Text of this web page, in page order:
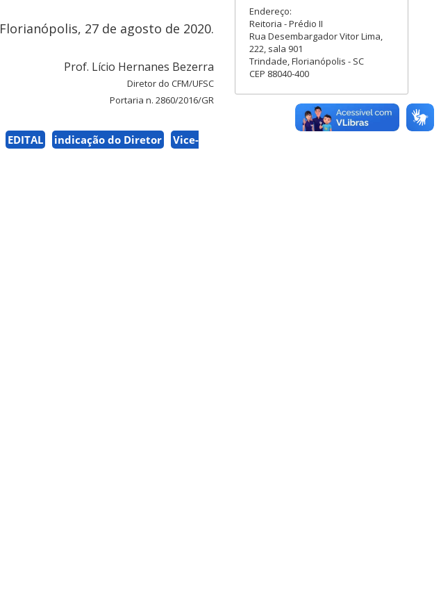
Florianópolis, 27 de agosto de 2020.
Prof. Lício Hernanes Bezerra
Diretor do CFM/UFSC
Portaria n. 2860/2016/GR
EDITAL indicação do Diretor
Vice-
Endereço:
Reitoria - Prédio II
Rua Desembargador Vitor Lima,
222, sala 901
Trindade, Florianópolis - SC
CEP 88040-400